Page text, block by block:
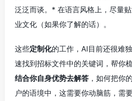
泛泛而谈。* 在语言风格上，尽量
业文化（如果你了解的话）。
这些定制化的工作，AI目前还很难
速找到招标文件中的关键词，帮你
结合你自身优势去解答 ，如何把你
户的语境中，这需要你动脑筋，需